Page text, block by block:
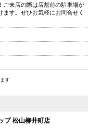
ご来店の際は店舗前の駐車場が
ます。ぜひお気軽にお問合せく
す
プ 松山柳井町店